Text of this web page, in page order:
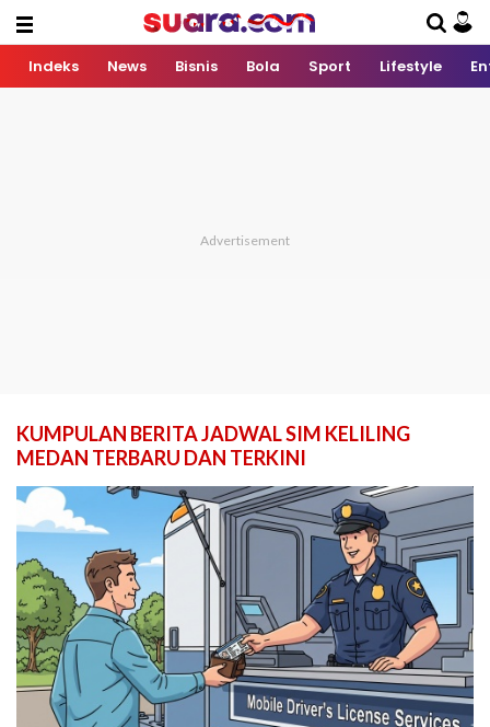
Indeks News Bisnis Bola Sport Lifestyle
KUMPULAN BERITA JADWAL SIM KELILING
MEDAN TERBARU DAN TERKINI